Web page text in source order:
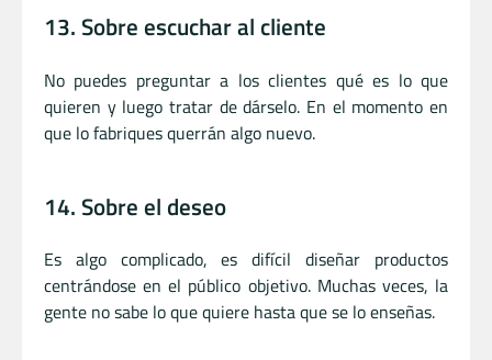
13. Sobre escuchar al cliente
No puedes preguntar a los clientes qué es lo que
quieren y luego tratar de dárselo. En el momento en
que lo fabriques querrán algo nuevo.
14. Sobre el deseo
Es algo complicado, es difícil diseñar productos
centrándose en el público objetivo. Muchas veces, la
gente no sabe lo que quiere hasta que se lo enseñas.